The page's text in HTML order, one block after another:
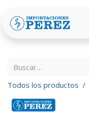
Todos los productos